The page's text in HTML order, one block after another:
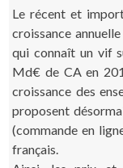
Le récent et
croissance
qui connaît un vif
Md€ de CA en
croissance des
proposent
(commande en
français.